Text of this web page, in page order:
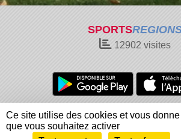
SPORTS
12902 visites
Charte cookies
Gestion
Informations légales
Signaler un
Ce site utilise des cookies et vous
que vous souhaitez activer